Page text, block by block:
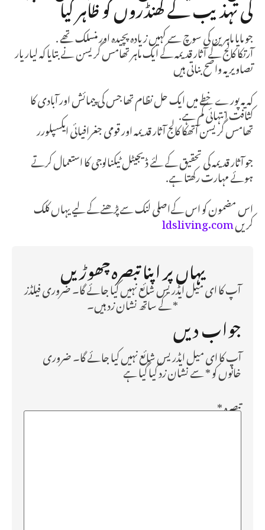
جو مایا ماہرین کی سوچ سے کہیں زیادہ پچیدہ اور منسلک تھے .
آرتکا کالج کے آثار قدیمہ کے ایک ماہر تھامس گریسن نے بتایا کہ لیاریار
تصاویر یہ واضح بناتی ہیں
کہ یہ پورے خطے میں ایک حل نظام تھا جس کی پیمائش اور آبادی کا
کثافت انتہائی کم ہے.
تھامس گریسن آتھکا کالج آثار قدیمہ اور قومی جغرافیائی ایکسپلورر
جو آثار قدیمہ کی تحقیق کے لئے ڈیجیٹل ٹیکنالوجی کا استعمال کرتے
ہوئے مہارت رکھتا ہے.
اس مضمون کو اس کےاصلی لنک سےپڑھنےکے لیے یہاں کلک
کریںldsliving.com
یہاں پر اپنا تبصرہ چھوڑیں
آپ کا ای میل ایڈریس شائع نہیں کیا جائے گا۔ ضروری فیلڈز
* کے ساتھ نشان زد ہیں۔
جواب دیں
آپ کا ای میل ایڈریس شائع نہیں کیا جائے گا۔ضروری
خانوں کو*سے نشان زد کیا گیا ہے
تبصرہ*